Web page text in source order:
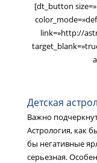
[dt_button
link=»http://
Детская
Важно
Астрология, как
бы негативные
серьезная.